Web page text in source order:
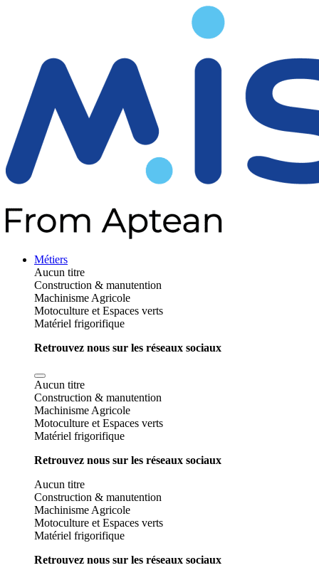
Métiers
Aucun titre
Construction & manutention
Machinisme Agricole
Motoculture et Espaces verts
Matériel frigorifique
Retrouvez nous sur les réseaux sociaux
Aucun titre
Construction & manutention
Machinisme Agricole
Motoculture et Espaces verts
Matériel frigorifique
Retrouvez nous sur les réseaux sociaux
Aucun titre
Construction & manutention
Machinisme Agricole
Motoculture et Espaces verts
Matériel frigorifique
Retrouvez nous sur les réseaux sociaux